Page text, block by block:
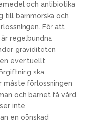
och antibiotika
till barnmorska och
För att
regelbundna
graviditeten
eventuellt
ska
måste förlossningen
och barnet få vård.
inte
en oönskad